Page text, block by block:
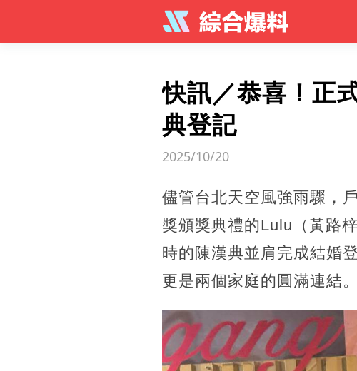
快訊／恭喜！正
典登記
2025/10/20
儘管台北天空風強雨驟，
獎頒獎典禮的Lulu（黃路
時的陳漢典並肩完成結婚
更是兩個家庭的圓滿連結。